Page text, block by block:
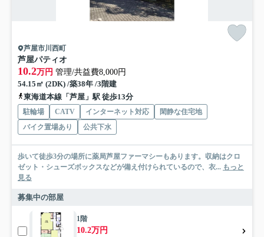
芦屋市川西町
芦屋パティオ
10.2万円 管理/共益費8,000円
54.15㎡ (2DK) /築38年 /3階建
東海道本線「芦屋」駅 徒歩13分
駐輪場 CATV インターネット対応
閑静な住宅地
バイク置場あり
公共下水
歩いて徒歩3分の場所に薬局芦屋ファーマシーもあります。収納はクロ
ゼット・シューズボックスなどが備え付けられているので、衣... もっと
見る
募集中の部屋
1階
10.2万円